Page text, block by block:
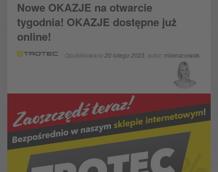
Nowe OKAZJE na otwarcie
tygodnia! OKAZJE dostępne już
online!
Opublikowano 20 lutego 2023 , autor: milenanowak